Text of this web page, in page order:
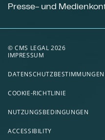
Presse- und
© CMS LEGAL 2026
IMPRESSUM
DATENSCHUTZBESTIMMUNGEN
COOKIE-RICHTLINIE
NUTZUNGSBEDINGUNGEN
ACCESSIBILITY